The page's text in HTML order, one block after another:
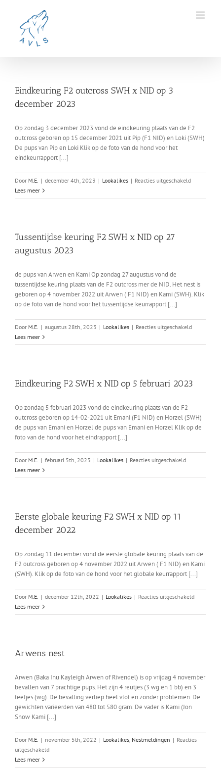
Eindkeuring F2 outcross SWH x NID op 3
december 2023
Op zondag 3 december 2023 vond de eindkeuring plaats van de F2
outcross geboren op 15 december 2021 uit Pip (F1 NID) en Loki (SWH)
De pups van Pip en Loki Klik op de foto van de hond voor het
eindkeurrapport [...]
Door M.E. | december 4th, 2023 | Lookalikes | Reacties uitgeschakeldvoor
F2
Lees meer
Tussentijdse keuring F2 SWH x NID op 27
augustus 2023
de pups van Arwen en Kami Op zondag 27 augustus vond de
tussentijdse keuring plaats van de F2 outcross mer de NID. Het nest is
geboren op 4 november 2022 uit Arwen ( F1 NID) en Kami (SWH). Klik
op de foto van de hond voor het tussentijdse keurrapport [...]
Door M.E. | augustus 28th, 2023 | Lookalikes | Reacties uitgeschakeldvoor
keuring
NID
augustus
2023
Lees meer
Eindkeuring F2 SWH x NID op 5 februari 2023
Op zondag 5 februari 2023 vond de eindkeuring plaats van de F2
outcross geboren op 14-02-2021 uit Emani (F1 NID) en Horzel (SWH)
de pups van Emani en Horzel de pups van Emani en Horzel Klik op de
foto van de hond voor het eindrapport [...]
Door M.E. | februari 5th, 2023 | Lookalikes | Reacties uitgeschakeldvoor
F2
Lees meer
Eerste globale keuring F2 SWH x NID op 11
december 2022
Op zondag 11 december vond de eerste globale keuring plaats van de
F2 outcross geboren op 4 november 2022 uit Arwen ( F1 NID) en Kami
(SWH). Klik op de foto van de hond voor het globale keurrapport [...]
Door M.E. | december 12th, 2022 | Lookalikes | Reacties uitgeschakeldvoor
globale
op
11
december
Lees meer
Arwens nest
Arwen (Baka Inu Kayleigh Arwen of Rivendel) is op vrijdag 4 november
bevallen van 7 prachtige pups. Het zijn 4 reutjes (3 wg en 1 bb) en 3
teefjes (wg). De bevalling verliep heel vlot en zonder problemen. De
gewichten varieerden van 480 tot 580 gram. De vader is Kami (Jon
Snow Kami [...]
Door M.E. | november 5th, 2022 | Lookalikes, Nestmeldingen | Reacties
uitgeschakeldvoor
Lees meer